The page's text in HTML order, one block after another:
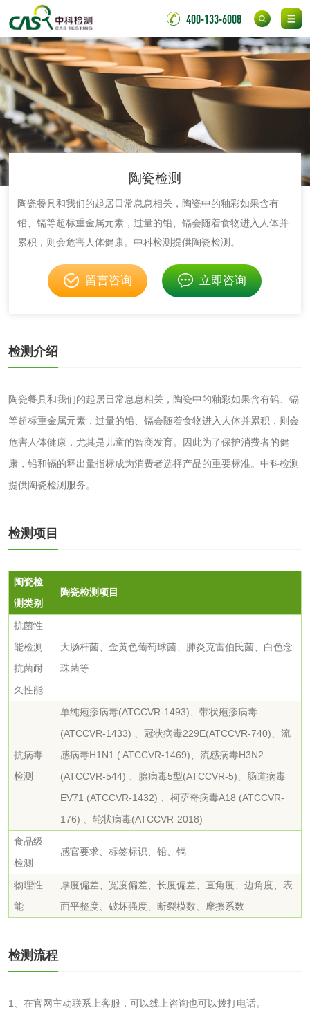
400-133-6008
陶瓷检测
陶瓷餐具和我们的起居日常息息相关，陶瓷中的釉彩如果含有
铅、镉等超标重金属元素，过量的铅、镉会随着食物进入人体并
累积，则会危害人体健康。中科检测提供陶瓷检测。
留言咨询 立即咨询
检测介绍
陶瓷餐具和我们的起居日常息息相关，陶瓷中的釉彩如果含有铅、镉
等超标重金属元素，过量的铅、镉会随着食物进入人体并累积，则会
危害人体健康，尤其是儿童的智商发育。因此为了保护消费者的健
康，铅和镉的释出量指标成为消费者选择产品的重要标准。中科检测
提供陶瓷检测服务。
检测项目
陶瓷检
测类别
陶瓷检测项目
抗菌性
能检测
抗菌耐
久性能
大肠杆菌、金黄色葡萄球菌、肺炎克雷伯氏菌、白色念
珠菌等
抗病毒
检测
单纯疱疹病毒(ATCCVR-1493)、带状疱疹病毒
(ATCCVR-1433) 、冠状病毒229E(ATCCVR-740)、流
感病毒H1N1 ( ATCCVR-1469)、流感病毒H3N2
(ATCCVR-544) 、腺病毒5型(ATCCVR-5)、肠道病毒
EV71 (ATCCVR-1432) 、柯萨奇病毒A18 (ATCCVR-
176) 、轮状病毒(ATCCVR-2018)
食品级
检测
感官要求、标签标识、铅、镉
物理性
能
厚度偏差、宽度偏差、长度偏差、直角度、边角度、表
面平整度、破坏强度、断裂模数、摩擦系数
检测流程
1、在官网主动联系上客服，可以线上咨询也可以拨打电话。
脱硫石膏检测 镀膜抗菌玻璃检测
光触媒检测
消毒产品
成分分析配方研发
防霉检测 霉菌污染分析
消毒产品备案 防螨除螨检测
微生物检测
化妆品眼刺激试验 化妆品皮肤刺激试
化妆品急性经口毒
性试验
化妆品皮肤变态反
应试验
花露水检测
清洗剂检测 日化产品毒理检测
水处理剂
水处理药剂检测 聚丙烯酰胺检测
工业乳状氢氧化钙
检测
铝酸钙检测
碳酸钙检测